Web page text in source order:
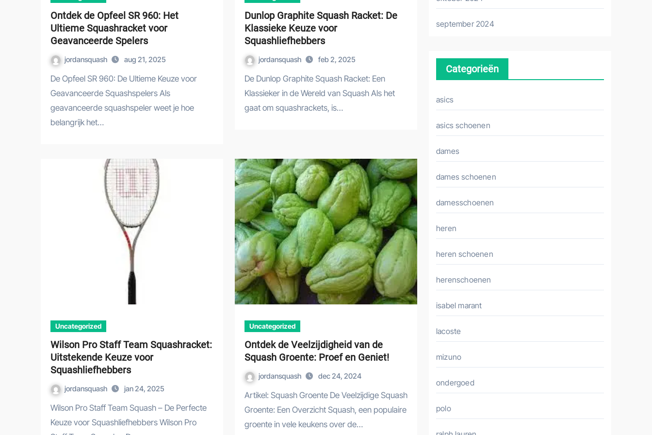
Ontdek de Opfeel SR 960: Het
Ultieme Squashracket voor
Geavanceerde Spelers
jordansquash aug 21, 2025
De Opfeel SR 960: De Ultieme Keuze voor
Geavanceerde Squashspelers Als
geavanceerde squashspeler weet je hoe
belangrijk het…
Dunlop Graphite Squash Racket: De
Klassieke Keuze voor
Squashliefhebbers
jordansquash feb 2, 2025
De Dunlop Graphite Squash Racket: Een
Klassieker in de Wereld van Squash Als het
gaat om squashrackets, is…
Uncategorized
Wilson Pro Staff Team Squashracket:
Uitstekende Keuze voor
Squashliefhebbers
jordansquash jan 24, 2025
Wilson Pro Staff Team Squash – De Perfecte
Keuze voor Squashliefhebbers Wilson Pro
Uncategorized
Ontdek de Veelzijdigheid van de
Squash Groente: Proef en Geniet!
jordansquash dec 24, 2024
Artikel: Squash Groente De Veelzijdige Squash
Groente: Een Overzicht Squash, een populaire
groente in vele keukens over de…
september 2024
Categorieën
asics
asics schoenen
dames
dames schoenen
damesschoenen
heren
heren schoenen
herenschoenen
isabel marant
lacoste
mizuno
ondergoed
polo